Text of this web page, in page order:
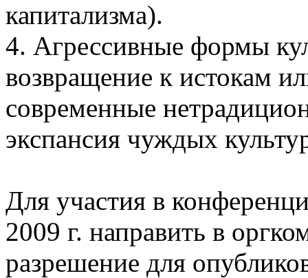
капитализма).
4. Агрессивные формы
возвращение к истокам
современные
экспансия чуждых
Для участия в
2009 г. направить в
разрешение для